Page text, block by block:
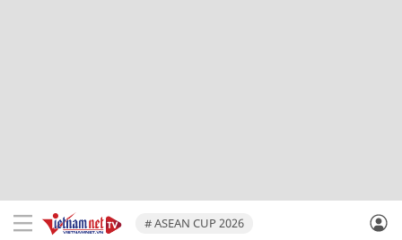
# ASEAN CUP 2026